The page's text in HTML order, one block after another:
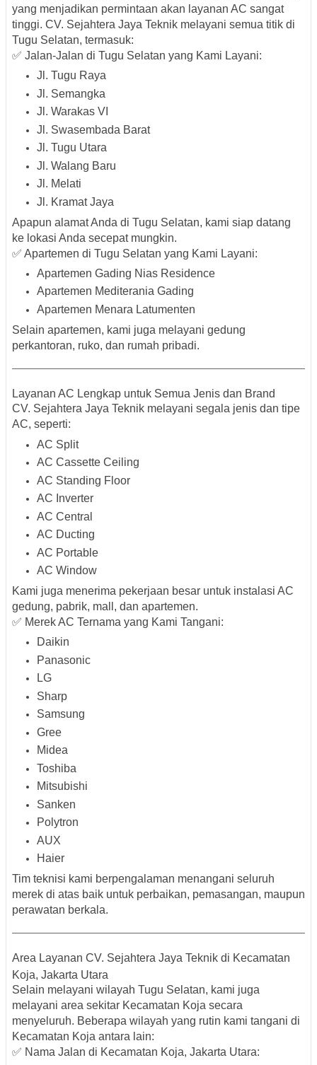
yang menjadikan permintaan akan layanan AC sangat
tinggi. CV. Sejahtera Jaya Teknik melayani semua titik di
Tugu Selatan, termasuk:
✅ Jalan-Jalan di Tugu Selatan yang Kami Layani:
Jl. Tugu Raya
Jl. Semangka
Jl. Warakas VI
Jl. Swasembada Barat
Jl. Tugu Utara
Jl. Walang Baru
Jl. Melati
Jl. Kramat Jaya
Apapun alamat Anda di Tugu Selatan, kami siap datang
ke lokasi Anda secepat mungkin.
✅ Apartemen di Tugu Selatan yang Kami Layani:
Apartemen Gading Nias Residence
Apartemen Mediterania Gading
Apartemen Menara Latumenten
Selain apartemen, kami juga melayani gedung
perkantoran, ruko, dan rumah pribadi.
Layanan AC Lengkap untuk Semua Jenis dan Brand
CV. Sejahtera Jaya Teknik melayani segala jenis dan tipe
AC, seperti:
AC Split
AC Cassette Ceiling
AC Standing Floor
AC Inverter
AC Central
AC Ducting
AC Portable
AC Window
Kami juga menerima pekerjaan besar untuk instalasi AC
gedung, pabrik, mall, dan apartemen.
✅ Merek AC Ternama yang Kami Tangani:
Daikin
Panasonic
LG
Sharp
Samsung
Gree
Midea
Toshiba
Mitsubishi
Sanken
Polytron
AUX
Haier
Tim teknisi kami berpengalaman menangani seluruh
merek di atas baik untuk perbaikan, pemasangan, maupun
perawatan berkala.
Area Layanan CV. Sejahtera Jaya Teknik di Kecamatan
Koja, Jakarta Utara
Selain melayani wilayah Tugu Selatan, kami juga
melayani area sekitar Kecamatan Koja secara
menyeluruh. Beberapa wilayah yang rutin kami tangani di
Kecamatan Koja antara lain:
✅ Nama Jalan di Kecamatan Koja, Jakarta Utara: